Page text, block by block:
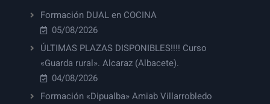
Formación DUAL en COCINA
05/08/2026
ÚLTIMAS PLAZAS DISPONIBLES!!!! Curso
«Guarda rural». Alcaraz (Albacete).
04/08/2026
Formación «Dipualba» Amiab Villarrobledo